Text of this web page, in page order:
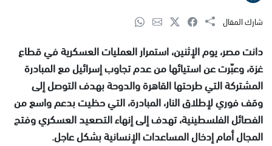
شارك المقال
دانت مصر، يوم الإثنين، استمرار العمليات العسكرية في قطاع
غزة، وعبّرت عن استيائها من عدم تجاوب إسرائيل مع المبادرة
المشتركة التي طرحتها القاهرة والدوحة بهدف التوصل إلى
وقف فوري لإطلاق النار، المبادرة، التي حظيت بدعم واسع من
الفصائل الفلسطينية، تهدف إلى إنهاء التصعيد العسكري وفتح
المجال أمام إدخال المساعدات الإنسانية بشكل عاجل.